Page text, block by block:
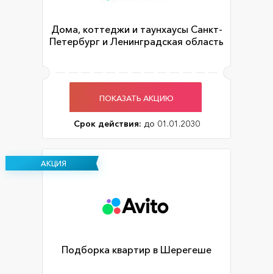
Дома, коттеджи и таунхаусы Санкт-
Петербург и Ленинградская область
ПОКАЗАТЬ АКЦИЮ
Срок действия: до 01.01.2030
АКЦИЯ
Подборка квартир в Шерегеше